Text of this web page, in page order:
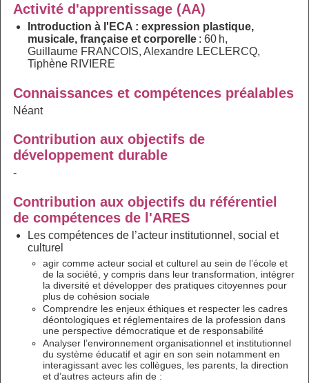
Activité d'apprentissage (AA)
Introduction à l'ECA : expression plastique,
musicale, française et corporelle : 60 h,
Guillaume FRANCOIS, Alexandre LECLERCQ,
Tiphène RIVIERE
Connaissances et compétences préalables
Néant
Contribution aux objectifs de
développement durable
-
Contribution aux objectifs du référentiel
de compétences de l'ARES
Les compétences de l’acteur institutionnel, social et
culturel
agir comme acteur social et culturel au sein de l’école et
de la société, y compris dans leur transformation, intégrer
la diversité et développer des pratiques citoyennes pour
plus de cohésion sociale
Comprendre les enjeux éthiques et respecter les cadres
déontologiques et réglementaires de la profession dans
une perspective démocratique et de responsabilité
Analyser l’environnement organisationnel et institutionnel
du système éducatif et agir en son sein notamment en
interagissant avec les collègues, les parents, la direction
et d’autres acteurs afin de :